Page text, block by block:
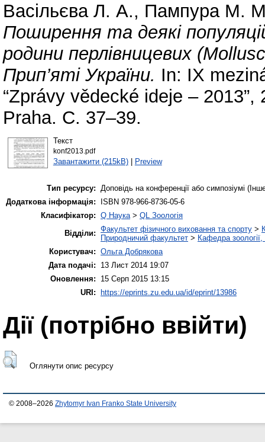
Васільєва Л. А., Пампура М.
Поширення та деякі
родини перлівницевих
Прип’яті України. In: IX
“Zprávy vědecké ideje –
Praha. С. 37–39.
Текст
konf2013.pdf
Завантажити (215kB)| Preview
Тип ресурсу: Доповідь на конференції або симпозіумі
Додаткова інформація:
ISBN 978-966-8736-05-6
Класифікатор: Q Наука> QL Зоологія
Відділи: Факультет фізичного виховання та спорту >
Природничий факультет > Кафедра зоології,
Користувач: Ольга Добрякова
Дата подачі:
13 Лист 2014 19:07
Оновлення:
15 Серп 2015 13:15
URI:
https://eprints.zu.edu.ua/id/eprint/13986
Дії ​​(потрібно ввійти)
Оглянути опис ресурсу
© 2008–2026 Zhytomyr Ivan Franko State University